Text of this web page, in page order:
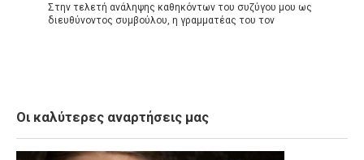
Στην τελετή ανάληψης καθηκόντων του συζύγου μου ως
διευθύνοντος συμβούλου, η γραμματέας του τον
Οι καλύτερες αναρτήσεις μας